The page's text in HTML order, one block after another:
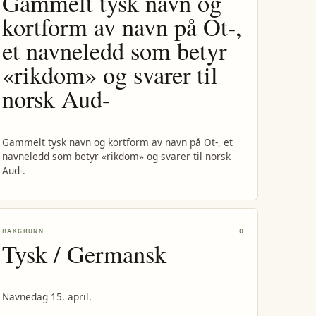
kortform av navn på Ot-,
et navneledd som betyr
«rikdom» og svarer til
norsk Aud-
Gammelt tysk navn og kortform av navn på Ot-, et
navneledd som betyr «rikdom» og svarer til norsk
Aud-.
BAKGRUNN O
Tysk / Germansk
Navnedag 15. april.